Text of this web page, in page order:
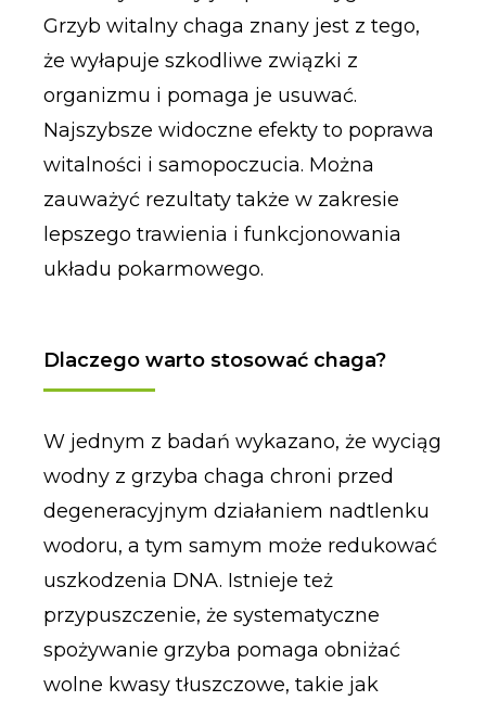
Grzyb witalny chaga znany jest z tego,
że wyłapuje szkodliwe związki z
organizmu i pomaga je usuwać.
Najszybsze widoczne efekty to poprawa
witalności i samopoczucia. Można
zauważyć rezultaty także w zakresie
lepszego trawienia i funkcjonowania
układu pokarmowego.
Dlaczego warto stosować chaga?
W jednym z badań wykazano, że wyciąg
wodny z grzyba chaga chroni przed
degeneracyjnym działaniem nadtlenku
wodoru, a tym samym może redukować
uszkodzenia DNA. Istnieje też
przypuszczenie, że systematyczne
spożywanie grzyba pomaga obniżać
wolne kwasy tłuszczowe, takie jak